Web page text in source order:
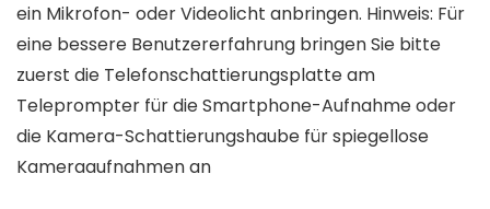
ein Mikrofon- oder Videolicht anbringen. Hinweis: Für
eine bessere Benutzererfahrung bringen Sie bitte
zuerst die Telefonschattierungsplatte am
Teleprompter für die Smartphone-Aufnahme oder
die Kamera-Schattierungshaube für spiegellose
Kameraaufnahmen an